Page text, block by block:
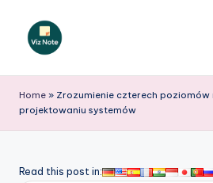
iz
N
t
Home » Zrozumienie czterech poziomów
projektowaniu systemów
Read this post in: